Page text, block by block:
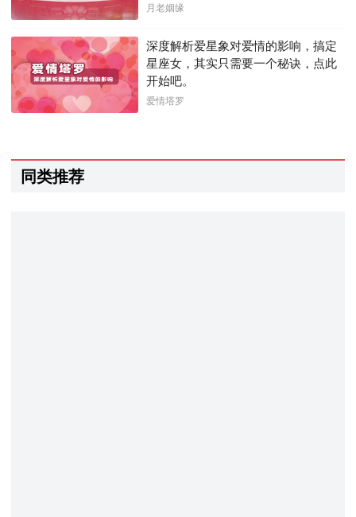
月老姻缘
深度解析爱星象对爱情的影响，搞定
星座女，其实只需要一个秘诀，点此
开始吧。
爱情塔罗
同类推荐